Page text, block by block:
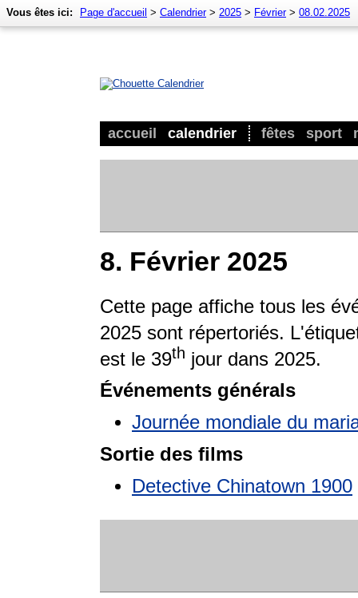
accueil calendrier fêtes sport
Vous êtes ici: Page d'accueil > Calendrier> 2025 > Février> 08.02.2025
8. Février 2025
Cette page affiche tous les
2025 sont répertoriés.
est le 39th jour dans 2025.
Événements générals
Journée mondiale du
Sortie des films
Detective Chinatown 1900